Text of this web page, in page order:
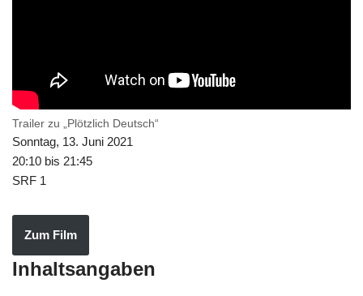
Trailer zu „Plötzlich Deutsch“
Sonntag, 13. Juni 2021
20:10 bis 21:45
SRF 1
Zum Film
Inhaltsangaben